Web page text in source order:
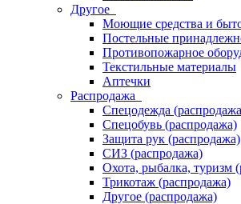
Другое
Моющие средства и
Постельные
Противопожарное
Текстильные материалы
Аптечки
Распродажа
Спецодежда
Спецобувь (распродажа)
Защита рук (распродажа)
СИЗ (распродажа)
Охота, рыбалка, туризм
Трикотаж (распродажа)
Другое (распродажа)